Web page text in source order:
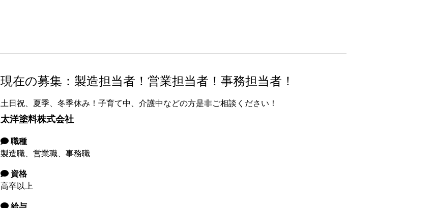
現在の募集：製造担当者！営業担当者！事務担当者！
土日祝、夏季、冬季休み！子育て中、介護中などの方是非ご相談ください！
太洋塗料株式会社
職種
製造職、営業職、事務職
資格
高卒以上
給与